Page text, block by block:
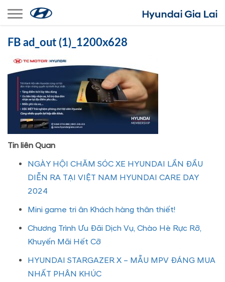
Toggle navigation
FB ad_out (1)_1200x628
Tin liên Quan
NGÀY HỘI CHĂM SÓC XE HYUNDAI LẦN ĐẦU
DIỄN RA TẠI VIỆT NAM HYUNDAI CARE DAY
2024
Mini game tri ân Khách hàng thân thiết!
Chương Trình Ưu Đãi Dịch Vụ, Chào Hè Rực Rỡ,
Khuyến Mãi Hết Cỡ
HYUNDAI STARGAZER X – MẪU MPV ĐÁNG MUA
NHẤT PHÂN KHÚC